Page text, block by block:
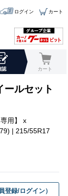
ログイン カート
認 カート
ールセット
用】 x
| 215/55R17
登録/ログイン）